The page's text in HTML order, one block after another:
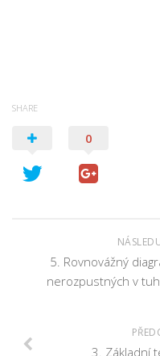
SHARE
0
5. Rovnovážný
nerozpustných v
3. Základní